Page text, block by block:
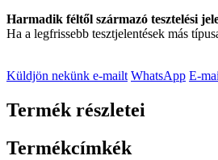
Harmadik féltől származó tesztelési
Ha a legfrissebb tesztjelentések más
Küldjön nekünk e-mailt WhatsApp E-
Termék részletei
Termékcímkék